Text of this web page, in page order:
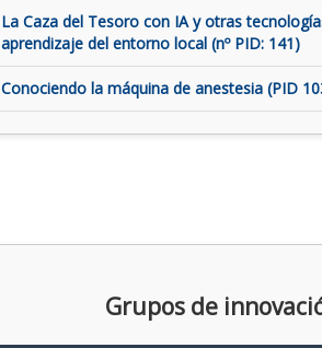
La Caza del Tesoro con IA y otras
aprendizaje del entorno local (nº PID: 141)
Conociendo la máquina de anestesia (PID
Grupos de